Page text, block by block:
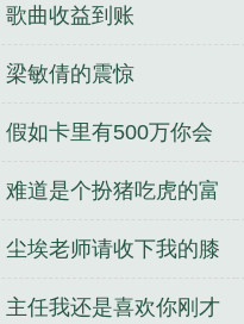
歌曲收益到账
梁敏倩的震惊
假如卡里有500万你会
难道是个扮猪吃虎的富
尘埃老师请收下我的膝
主任我还是喜欢你刚才